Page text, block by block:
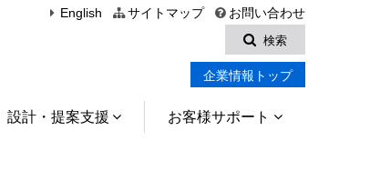
English サイトマップ
お問い合わせ
検索
企業情報トップ
設計・提案支援 お客様サポート